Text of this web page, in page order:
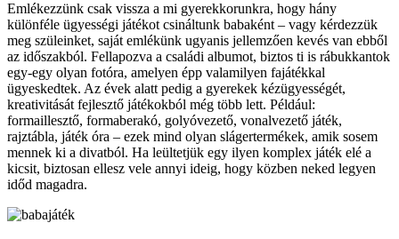
Emlékezzünk csak vissza a mi gyerekkorunkra, hogy hány
különféle ügyességi játékot csináltunk babaként – vagy kérdezzük
meg szüleinket, saját emlékünk ugyanis jellemzően kevés van ebből
az időszakból. Fellapozva a családi albumot, biztos ti is rábukkantok
egy-egy olyan fotóra, amelyen épp valamilyen fajátékkal
ügyeskedtek. Az évek alatt pedig a gyerekek kézügyességét,
kreativitását fejlesztő játékokból még több lett. Például:
formaillesztő, formaberakó, golyóvezető, vonalvezető játék,
rajztábla, játék óra – ezek mind olyan slágertermékek, amik sosem
mennek ki a divatból. Ha leültetjük egy ilyen komplex játék elé a
kicsit, biztosan ellesz vele annyi ideig, hogy közben neked legyen
időd magadra.